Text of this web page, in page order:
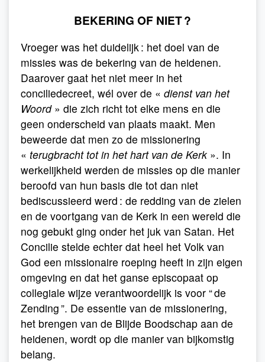
BEKERING OF NIET ?
Vroeger was het duidelijk : het doel van de
missies was de bekering van de heidenen.
Daarover gaat het niet meer in het
conciliedecreet, wél over de « dienst van het
Woord» die zich richt tot elke mens en die
geen onderscheid van plaats maakt. Men
beweerde dat men zo de missionering
« terugbracht tot in het hart van de Kerk ». In
werkelijkheid werden de missies op die manier
beroofd van hun basis die tot dan niet
bediscussieerd werd : de redding van de zielen
en de voortgang van de Kerk in een wereld die
nog gebukt ging onder het juk van Satan. Het
Concilie stelde echter dat heel het Volk van
God een missionaire roeping heeft in zijn eigen
omgeving en dat het ganse episcopaat op
collegiale wijze verantwoordelijk is voor “ de
Zending ”. De essentie van de missionering,
het brengen van de Blijde Boodschap aan de
heidenen, wordt op die manier van bijkomstig
belang.